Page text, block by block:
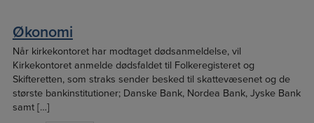
Økonomi
Når kirkekontoret har modtaget dødsanmeldelse, vil
Kirkekontoret anmelde dødsfaldet til Folkeregisteret og
Skifteretten, som straks sender besked til skattevæsenet og de
største bankinstitutioner; Danske Bank, Nordea Bank, Jyske Bank
samt […]